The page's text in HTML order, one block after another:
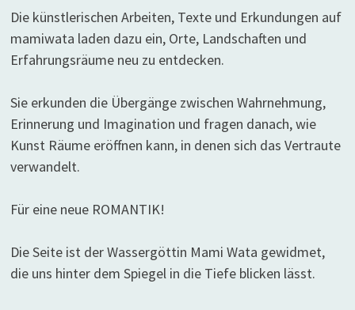
Die künstlerischen Arbeiten, Texte und Erkundungen auf
mamiwata laden dazu ein, Orte, Landschaften und
Erfahrungsräume neu zu entdecken.
Sie erkunden die Übergänge zwischen Wahrnehmung,
Erinnerung und Imagination und fragen danach, wie
Kunst Räume eröffnen kann, in denen sich das Vertraute
verwandelt.
Für eine neue ROMANTIK!
Die Seite ist der Wassergöttin Mami Wata gewidmet,
die uns hinter dem Spiegel in die Tiefe blicken lässt.